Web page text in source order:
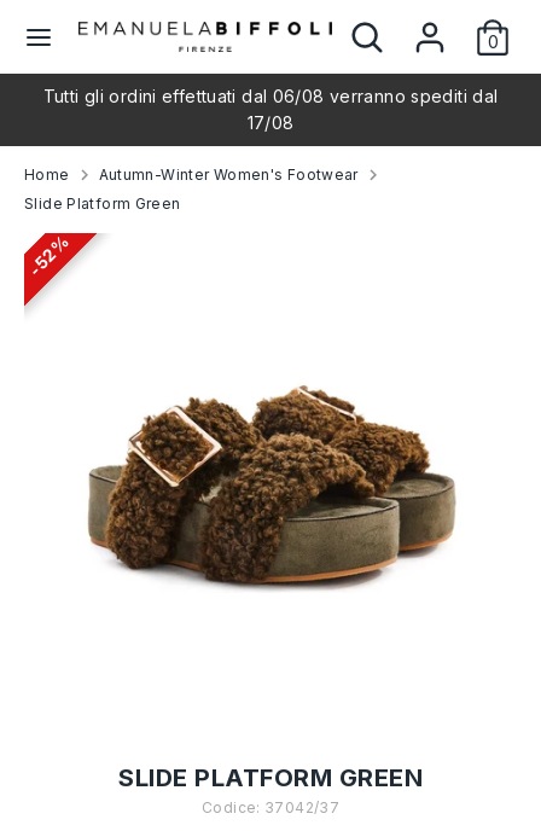
Search
Search
store
0
L
a
n
g
u
our
store
Tutti gli ordini effettuati dal 06/08 verranno spediti dal
17/08
Home
Autumn-Winter Women's Footwear
Slide Platform Green
52%
52%
SLIDE PLATFORM GREEN
Codice: 37042/37